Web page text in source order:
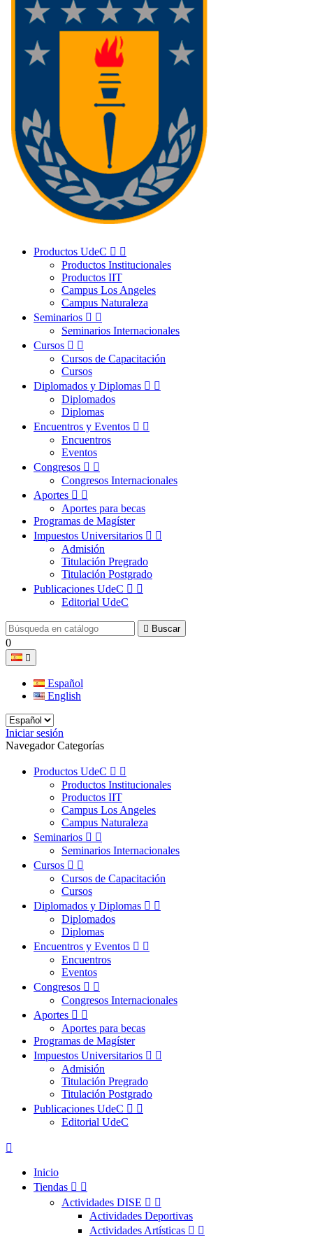
Productos UdeC  
Productos Institucionales
Productos IIT
Campus Los Angeles
Campus Naturaleza
Seminarios  
Seminarios Internacionales
Cursos  
Cursos de Capacitación
Cursos
Diplomados y Diplomas  
Diplomados
Diplomas
Encuentros y Eventos  
Encuentros
Eventos
Congresos  
Congresos Internacionales
Aportes  
Aportes para becas
Programas de Magíster
Impuestos Universitarios  
Admisión
Titulación Pregrado
Titulación Postgrado
Publicaciones UdeC  
Editorial UdeC
 Buscar
0

Español
English
Iniciar sesión
Navegador Categorías
Productos UdeC  
Productos Institucionales
Productos IIT
Campus Los Angeles
Campus Naturaleza
Seminarios  
Seminarios Internacionales
Cursos  
Cursos de Capacitación
Cursos
Diplomados y Diplomas  
Diplomados
Diplomas
Encuentros y Eventos  
Encuentros
Eventos
Congresos  
Congresos Internacionales
Aportes  
Aportes para becas
Programas de Magíster
Impuestos Universitarios  
Admisión
Titulación Pregrado
Titulación Postgrado
Publicaciones UdeC  
Editorial UdeC

Inicio
Tiendas  
Actividades DISE  
Actividades Deportivas
Actividades Artísticas  